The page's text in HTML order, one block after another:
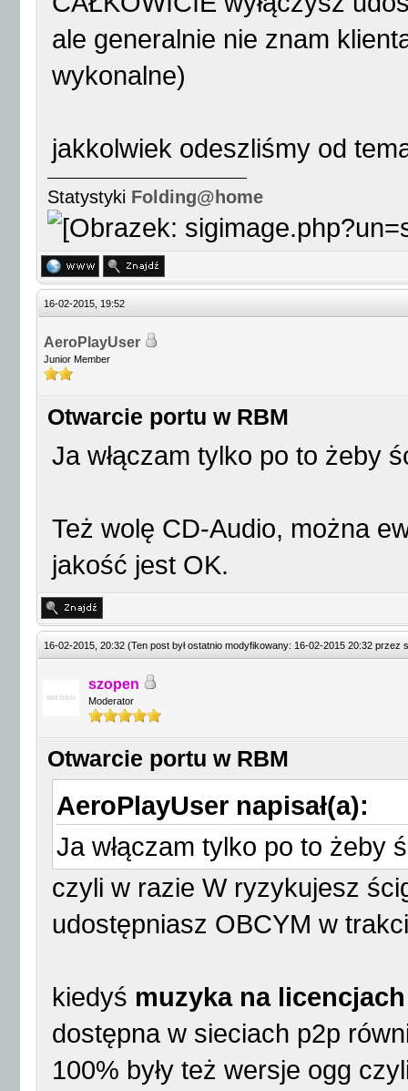
ale generalnie nie znam
wykonalne)
jakkolwiek odeszliśmy od
Statystyki Folding@home
16-02-2015, 19:52
AeroPlayUser
Junior Member
Otwarcie portu w RBM
Ja włączam tylko po to żeby
Też wolę CD-Audio, można
jakość jest OK.
16-02-2015, 20:32 (Ten post był ostatnio modyfikowany: 16-02-2015 20:32 przez
szopen
Moderator
Otwarcie portu w RBM
AeroPlayUser napisał(a):
Ja włączam tylko po to żeby
czyli w razie W ryzykujesz
udostępniasz OBCYM w
kiedyś muzyka na
dostępna w sieciach p2p
100% były też wersje ogg